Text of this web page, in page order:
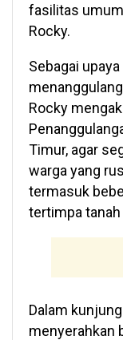
fasilitas
Rocky.
Sebagai
Rocky
Timur, agar
warga yang
termasuk
tertimpa
Dalam
menyerahkan